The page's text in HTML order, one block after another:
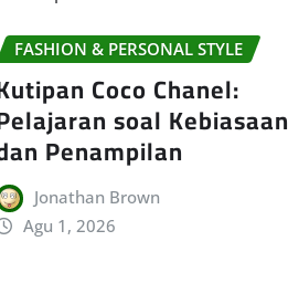
FASHION & PERSONAL STYLE
Coco Chanel:
soal Kebiasaan
Penampilan
Jonathan Brown
Agu 1, 2026